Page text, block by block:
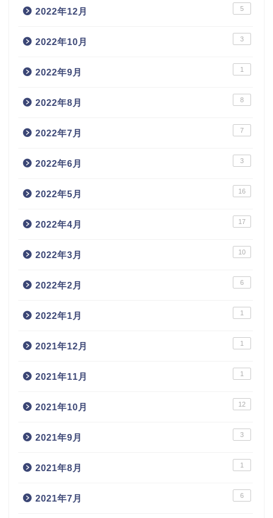
2022年12月 5
2022年10月 3
2022年9月 1
2022年8月 8
2022年7月 7
2022年6月 3
2022年5月 16
2022年4月 17
2022年3月 10
2022年2月 6
2022年1月 1
2021年12月 1
2021年11月 1
2021年10月 12
2021年9月 3
2021年8月 1
2021年7月 6